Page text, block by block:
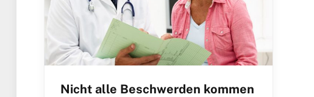
Nicht alle Beschwerden kommen